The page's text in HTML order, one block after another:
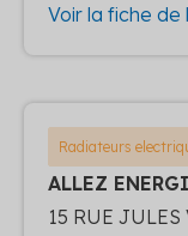
Voir la fiche de
Radiateurs
ALLEZ
15 RUE